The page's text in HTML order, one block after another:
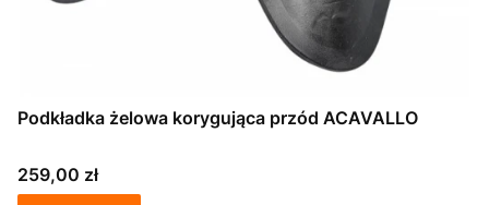
Podkładka żelowa korygująca przód ACAVALLO
Cena
259,00 zł